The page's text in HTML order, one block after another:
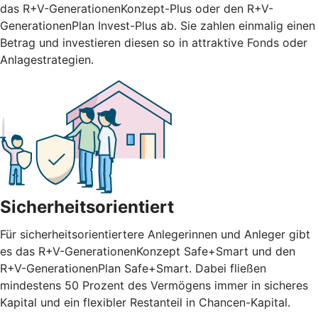
das R+V-GenerationenKonzept-Plus oder den R+V-
GenerationenPlan Invest-Plus ab. Sie zahlen einmalig einen
Betrag und investieren diesen so in attraktive Fonds oder
Anlagestrategien.
Sicherheitsorientiert
Für sicherheitsorientiertere Anlegerinnen und Anleger gibt
es das R+V-GenerationenKonzept Safe+Smart und den
R+V-GenerationenPlan Safe+Smart. Dabei fließen
mindestens 50 Prozent des Vermögens immer in sicheres
Kapital und ein flexibler Restanteil in Chancen-Kapital.